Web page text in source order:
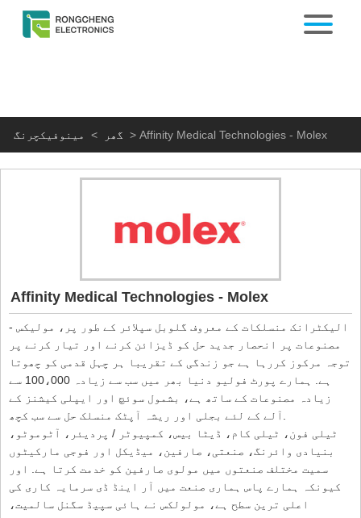
گھر > مینوفیکچرنگ >Affinity Medical Technologies - Molex
Affinity Medical Technologies - Molex
- الیکٹرانک منسلکات کے معروف گلوبل سپلائر کے طور پر، مولیکس
مصنوعات پر انحصار جدید حل کو ڈیزائن کرنے اور تیار کرنے پر
توجہ مرکوز کررہا ہے جو زندگی کے تقریبا ہر چہل قدمی کو چھوتا
ہے. ہمارے پورٹ فولیو دنیا بھر میں سب سے زیادہ 100،000 سے
زیادہ مصنوعات کے ساتھ ہے، بشمول سوئچ اور ایپلی کیشنز کے
ٹیلی فون، ٹیلی کام، ڈیٹا بیس، کمپیوٹر / پردیئر، آٹوموٹو،
بنیادی وائرنگ، صنعتی، صارفین، میڈیکل اور فوجی مارکیٹوں
سمیت مختلف صنعتوں میں مولوی صارفین کو خدمت کرتا ہے. اور
کیونکہ ہمارے پاس ہماری صنعت میں آر اینڈ ڈی سرمایہ کاری کی
اعلی ترین سطح ہے، مولولکس نے ہائی سپیڈ سگنل سالمیت،